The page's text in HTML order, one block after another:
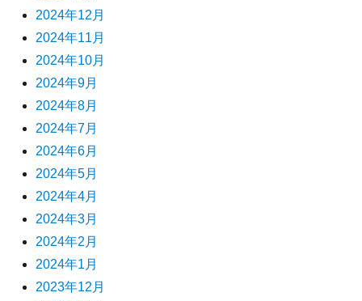
2024年12月
2024年11月
2024年10月
2024年9月
2024年8月
2024年7月
2024年6月
2024年5月
2024年4月
2024年3月
2024年2月
2024年1月
2023年12月